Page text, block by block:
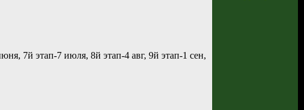
7й этап-7 июля, 8й этап-4 авг, 9й этап-1 сен,